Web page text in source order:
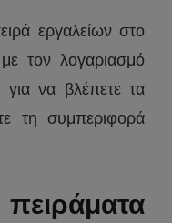
εργαλείων στο
τον λογαριασμό
να βλέπετε τα
τη συμπεριφορά